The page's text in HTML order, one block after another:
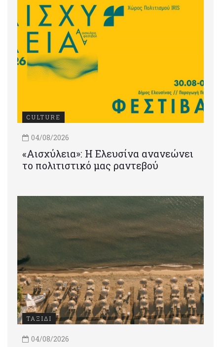
CULTURE
04/08/2026
«Αισχύλεια»: Η Ελευσίνα ανανεώνει
το πολιτιστικό μας ραντεβού
ΤΑΞΙΔΙ
04/08/2026